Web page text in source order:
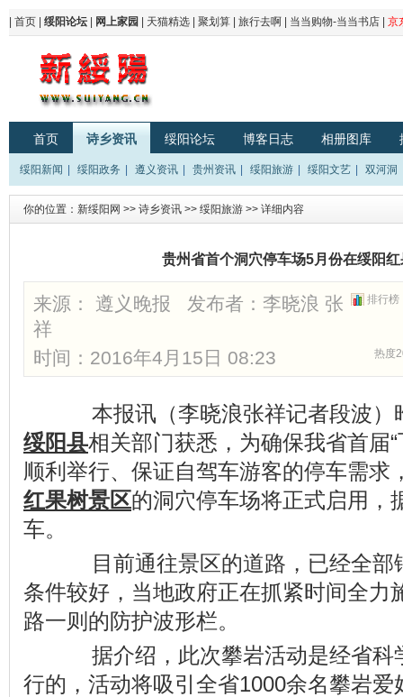
首页 绥阳论坛 网上家园 天猫精选 聚划算 旅行去啊 当当购物-当当书店 京
首页 诗乡资讯 绥阳论坛 博客日志 相册图库
绥阳新闻 绥阳政务 遵义资讯 贵州资讯 绥阳旅游 绥阳文艺 双河洞
你的位置： 新绥阳网 >> 诗乡资讯 >> 绥阳旅游 >> 详细内容
贵州省首个洞穴停车场5月份在绥阳
排行榜
来源： 遵义晚报 发布者： 李晓浪 张
祥
热度
时间：2016年4月15日 08:23
本报讯（李晓浪张祥记者段波）
绥阳县相关部门获悉，为确保我省首届“
顺利举行、保证自驾车游客的停车需求
红果树景区的洞穴停车场将正式启用，
车。
目前通往景区的道路，已经全部
条件较好，当地政府正在抓紧时间全力
路一则的防护波形栏。
据介绍，此次攀岩活动是经省科
行的，活动将吸引全省1000余名攀岩